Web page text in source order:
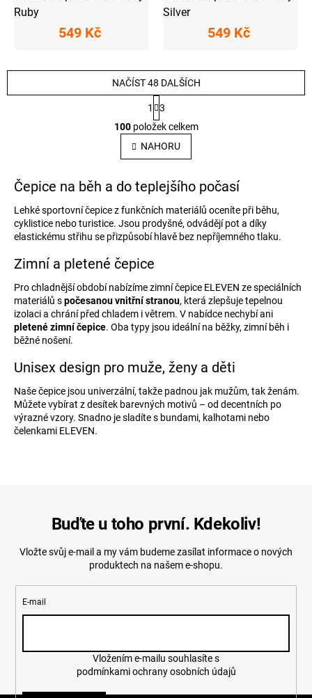
Ruby
549 Kč
Silver
549 Kč
O
v
l
á
a
c
í
p
r
v
ý
p
i
s
NAČÍST 48 DALŠÍCH
S
t
r
á
n
k
v
á
í
1
3
100položek celkem
NAHORU
Čepice na běh a do teplejšího počasí
Lehké sportovní čepice z funkčních materiálů oceníte při běhu,
cyklistice nebo turistice. Jsou prodyšné, odvádějí pot a díky
elastickému střihu se přizpůsobí hlavě bez nepříjemného tlaku.
Zimní a pletené čepice
Pro chladnější období nabízíme zimní čepice ELEVEN ze speciálních
materiálů spočesanou vnitřní stranou, která zlepšuje tepelnou
izolaci a chrání před chladem i větrem. V nabídce nechybí ani
pletené zimní čepice. Oba typy jsou ideální na běžky, zimní běh i
běžné nošení.
Unisex design pro muže, ženy a děti
Naše čepice jsou univerzální, takže padnou jak mužům, tak ženám.
Můžete vybírat z desítek barevných motivů – od decentních po
výrazné vzory. Snadno je sladíte s bundami, kalhotami nebo
čelenkami ELEVEN.
Buďte u toho první. Kdekoliv!
Vložte svůj e-mail a my vám budeme zasílat informace o nových
produktech na našem e-shopu.
E-mail
podmínkami ochrany osobních údajů